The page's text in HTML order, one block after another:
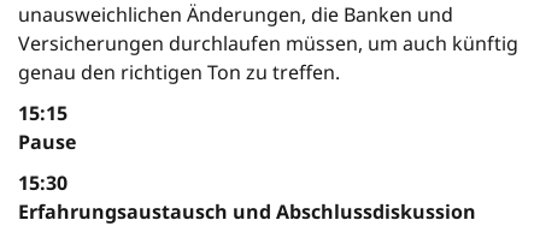
unausweichlichen Änderungen, die Banken und
Versicherungen durchlaufen müssen, um auch künftig
genau den richtigen Ton zu treffen.
15:15
Pause
15:30
Erfahrungsaustausch und Abschlussdiskussion